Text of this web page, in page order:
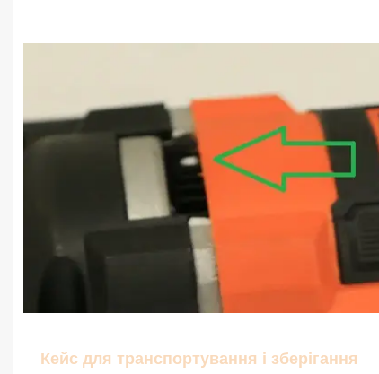
Кейс для транспортування і зберігання